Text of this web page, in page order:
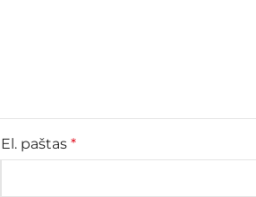
El. paštas *